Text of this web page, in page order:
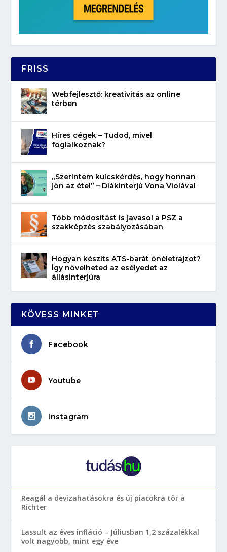
FRISS
Webfejlesztő: kreativitás az online
térben
Híres cégek – Tudod, mivel
foglalkoznak?
„Szerintem kulcskérdés, hogy honnan
jön az étel” – Diákinterjú Vona Violával
Több módosítást is javasol a PSZ a
szakképzés szabályozásában
Hogyan készíts ATS-barát önéletrajzot?
Így növelheted az esélyedet az
állásinterjúra
KÖVESS MINKET
Facebook
Youtube
Instagram
Reagál a devizahatásokra és új piacokra tör a
Richter
Lassult az éves infláció – Júliusban 1,2 százalékkal
volt nagyobb, mint egy éve